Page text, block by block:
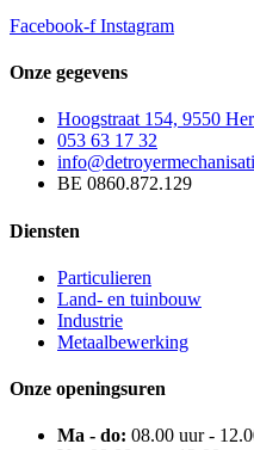
Facebook-f Instagram
Onze gegevens
Hoogstraat 154, 9550
053 63 17 32
BE 0860.872.129
Diensten
Particulieren
Land- en tuinbouw
Industrie
Metaalbewerking
Onze openingsuren
Ma - do: 08.00 uur -